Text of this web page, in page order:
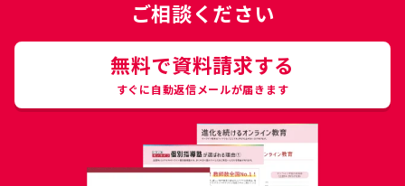
ご相談ください
無料で資料請求する
すぐに自動返信メールが届きます